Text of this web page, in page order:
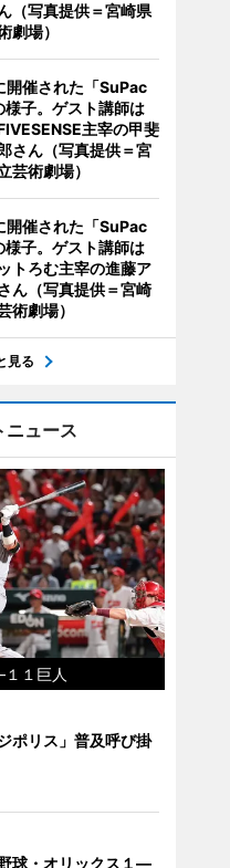
（写真提供＝宮崎県
劇場）
開催された「SuPac
様子。ゲスト講師は
主宰の甲斐
さん（写真提供＝宮
芸術劇場）
開催された「SuPac
様子。ゲスト講師は
トろむ主宰の進藤ア
ん（写真提供＝宮崎
術劇場）
見る
ニュース
１巨人
ジポリス」普及呼び掛
球・オリックス１―